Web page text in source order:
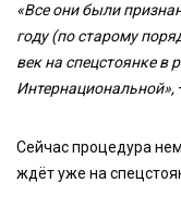
«Все они были
году (по старому
век на спецстоянке в
Интернациональной»,
Сейчас процедура
ждёт уже на